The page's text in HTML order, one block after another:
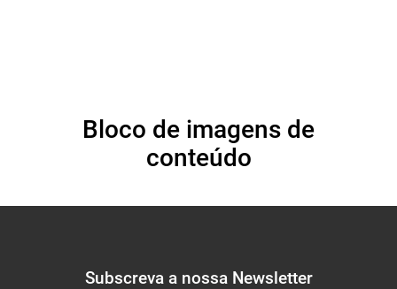
Bloco de imagens de
conteúdo
Subscreva a nossa Newsletter